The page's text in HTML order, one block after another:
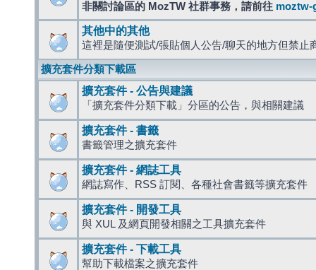
非關討論區的 MozTW 社群事務，請前往 moztw-
其他中的其他
這裡是隨便測試/張貼個人公告/聊天的地方但禁止
擴充套件分類下載區
擴充套件 - 公告與建議
「擴充套件分類下載」分區的公告，與相關建議
擴充套件 - 書籤
書籤管理之擴充套件
擴充套件 - 網誌工具
網誌寫作、RSS 訂閱、各種社會書籤等擴充套件
擴充套件 - 開發工具
與 XUL 及網頁開發相關之工具擴充套件
擴充套件 - 下載工具
幫助下載檔案之擴充套件